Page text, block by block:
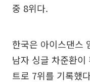
중 8위다.
한국은 아이스댄스
남자 싱글 차준환이
트로 7위를 기록했